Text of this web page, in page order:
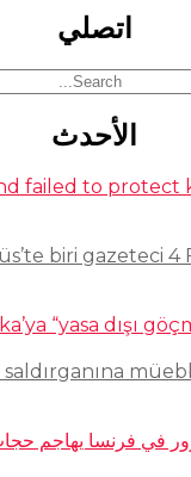
اتصلي
الأحدث
failed to protect
biri gazeteci 4
“yasa dışı
saldırganına
في فرنسا يهاجم حجاب